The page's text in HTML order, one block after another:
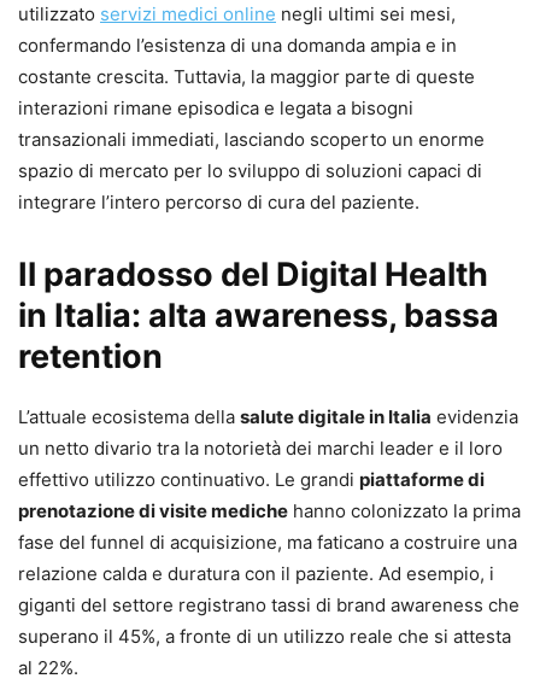
utilizzato servizi medici online negli ultimi sei mesi,
confermando l’esistenza di una domanda ampia e in
costante crescita. Tuttavia, la maggior parte di queste
interazioni rimane episodica e legata a bisogni
transazionali immediati, lasciando scoperto un enorme
spazio di mercato per lo sviluppo di soluzioni capaci di
integrare l’intero percorso di cura del paziente.
Il paradosso del Digital Health
in Italia: alta awareness, bassa
retention
L’attuale ecosistema della salute digitale in Italia evidenzia
un netto divario tra la notorietà dei marchi leader e il loro
effettivo utilizzo continuativo. Le grandi piattaforme di
prenotazione di visite mediche hanno colonizzato la prima
fase del funnel di acquisizione, ma faticano a costruire una
relazione calda e duratura con il paziente. Ad esempio, i
giganti del settore registrano tassi di brand awareness che
superano il 45%, a fronte di un utilizzo reale che si attesta
al 22%.